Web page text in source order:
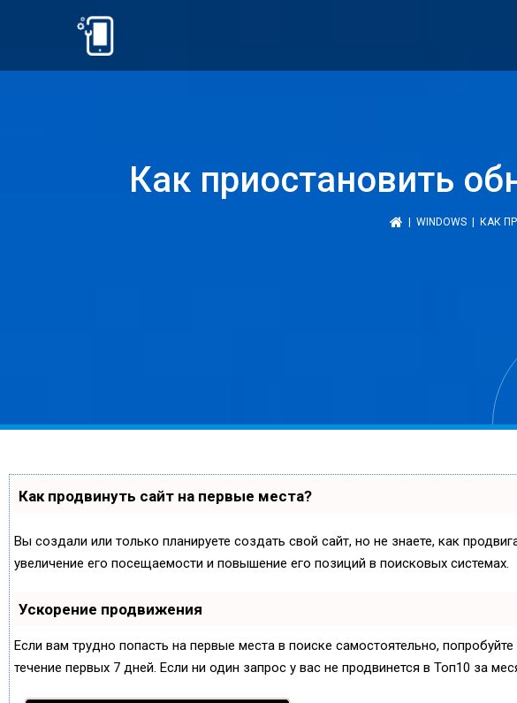
Как приостановить
WINDOWS| КАК
Как продвинуть сайт на первые места?
Вы создали или только планируете создать свой сайт, но не знаете, как
увеличение его посещаемости и повышение его позиций в поисковых системах.
Ускорение продвижения
Если вам трудно попасть на первые места в поиске самостоятельно, попробуйте
течение первых 7 дней. Если ни один запрос у вас не продвинется в Топ10 за